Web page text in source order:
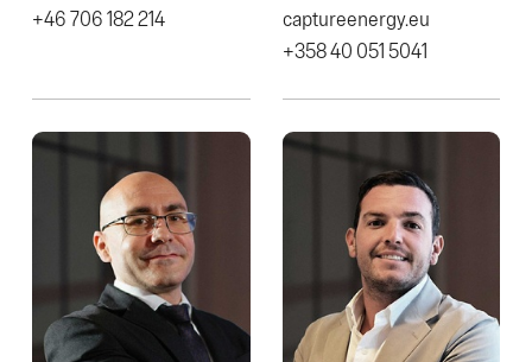
+46 706 182 214
captureenergy.eu
+358 40 051 5041